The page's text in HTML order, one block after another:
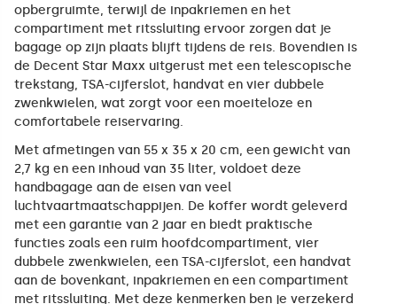
opbergruimte, terwijl de inpakriemen en het
compartiment met ritssluiting ervoor zorgen dat je
bagage op zijn plaats blijft tijdens de reis. Bovendien is
de Decent Star Maxx uitgerust met een telescopische
trekstang, TSA-cijferslot, handvat en vier dubbele
zwenkwielen, wat zorgt voor een moeiteloze en
comfortabele reiservaring.
Met afmetingen van 55 x 35 x 20 cm, een gewicht van
2,7 kg en een inhoud van 35 liter, voldoet deze
handbagage aan de eisen van veel
luchtvaartmaatschappijen. De koffer wordt geleverd
met een garantie van 2 jaar en biedt praktische
functies zoals een ruim hoofdcompartiment, vier
dubbele zwenkwielen, een TSA-cijferslot, een handvat
aan de bovenkant, inpakriemen en een compartiment
met ritssluiting. Met deze kenmerken ben je verzekerd